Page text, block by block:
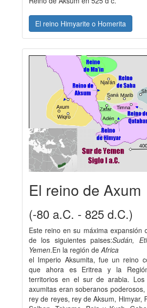
El reino Himyarite o Homerita
El reino de Axum
(-80 a.C. - 825 d.C.)
Este reino en su máxima expansión
de los siguientes paises:Sudán,
Yemen.En la región deAfrica
el Imperio Aksumita, fue un reino
que ahora es Eritrea y la
territorios en el sur de arabia. Los
axumitas eran soberanos
rey de reyes, rey de Aksum, Himyar,